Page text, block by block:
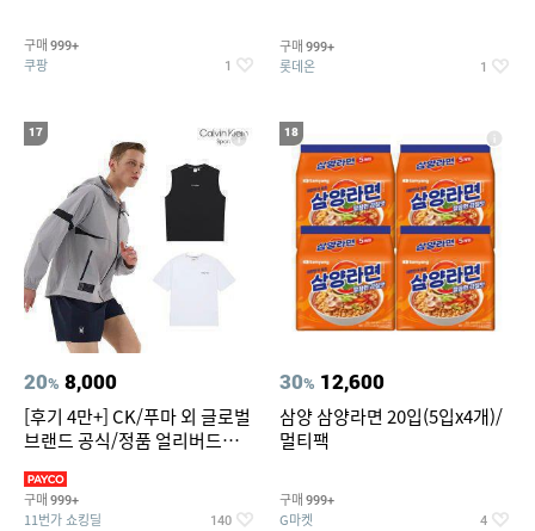
구매 999+
쿠팡 1
구매 999+
롯데온 1
17
20% 8,000
[후기 4만+] CK/푸마 외 글로벌
브랜드 공식/정품 얼리버드
구매 999+
11번가 쇼킹딜 140
18
30% 12,600
삼양 삼양라면 20입(5입x4개)/
멀티팩
구매 999+
G마켓 4